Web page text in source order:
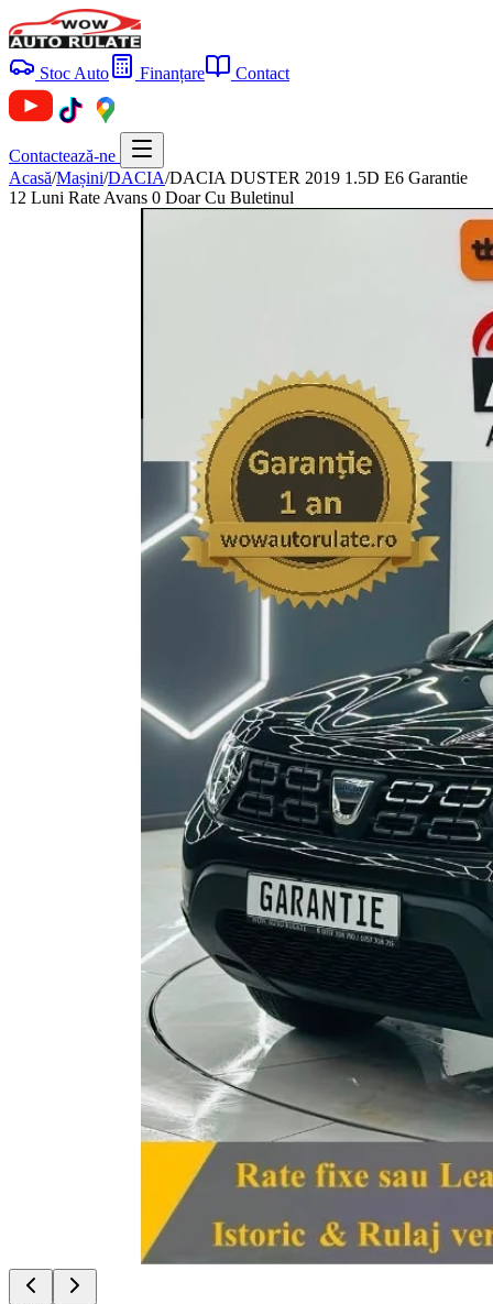
Stoc Auto Finanțare Contact
Contactează-ne
Acasă/Mașini/DACIA/DACIA DUSTER 2019 1.5D E6 Garantie
12 Luni Rate Avans 0 Doar Cu Buletinul